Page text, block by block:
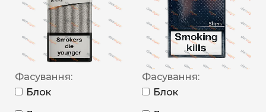
Фасування:
Блок
Фасування:
Блок